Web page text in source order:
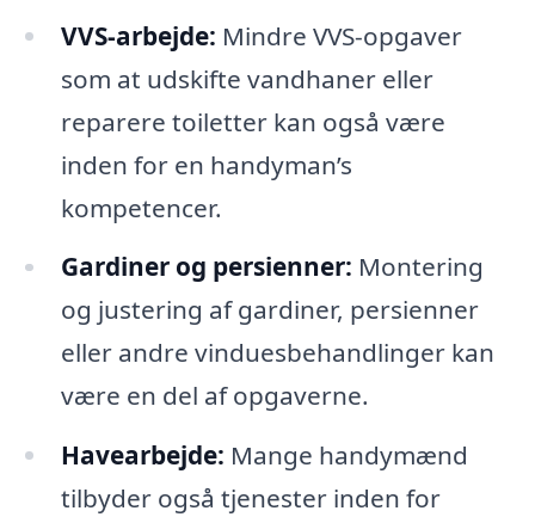
VVS-arbejde: Mindre VVS-opgaver
som at udskifte vandhaner eller
reparere toiletter kan også være
inden for en handyman’s
kompetencer.
Gardiner og persienner: Montering
og justering af gardiner, persienner
eller andre vinduesbehandlinger kan
være en del af opgaverne.
Havearbejde: Mange handymænd
tilbyder også tjenester inden for